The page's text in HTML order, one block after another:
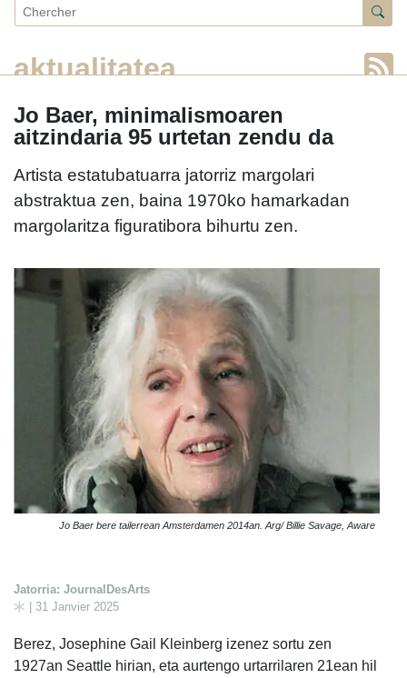
aktualitatea
Jo Baer, minimalismoaren
aitzindaria 95 urtetan zendu da
Artista estatubatuarra jatorriz margolari
abstraktua zen, baina 1970ko hamarkadan
margolaritza figuratibora bihurtu zen.
Jo Baer bere tailerrean Amsterdamen 2014an. Arg/ Billie Savage, Aware
Jatorria: JournalDesArts
| 31 Janvier 2025
Berez, Josephine Gail Kleinberg izenez sortu zen
1927an Seattle hirian, eta aurtengo urtarrilaren 21ean hil